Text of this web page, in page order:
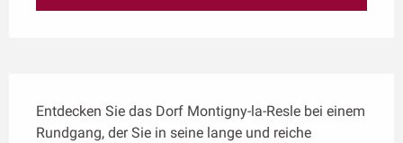
Entdecken Sie das Dorf Montigny-la-Resle bei einem
Rundgang, der Sie in seine lange und reiche